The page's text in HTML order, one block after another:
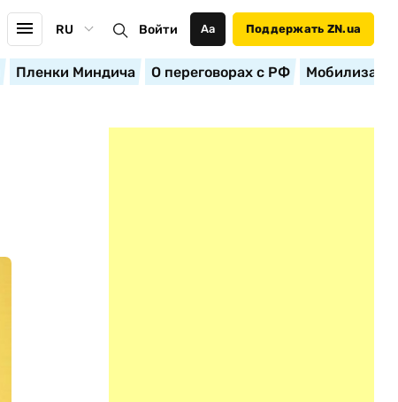
RU Войти Аа Поддержать ZN.ua
Пленки Миндича О переговорах с РФ